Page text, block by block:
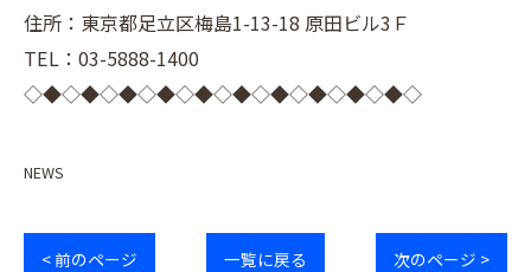
住所：東京都足立区梅島1-13-18 原田ビル3Ｆ
TEL：03-5888-1400
◇◆◇◆◇◆◇◆◇◆◇◆◇◆◇◆◇◆◇◆◇
NEWS
< 前のページ 一覧に戻る 次のページ >